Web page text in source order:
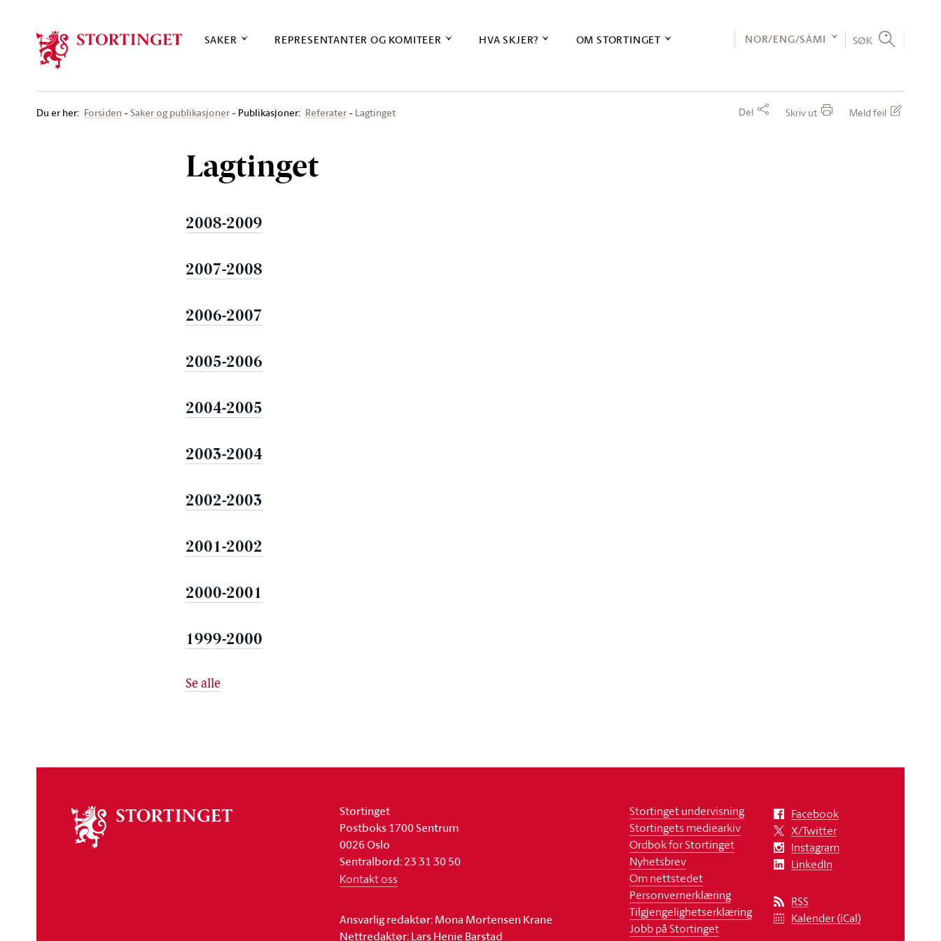
SAKER REPRESENTANTER OG KOMITEER HVA SKJER? OM STORTINGET NOR/ENG/SÁMI SØK
Du er her: Forsiden Saker og publikasjoner Publikasjoner: Referater Lagtinget Del Skriv ut Meld feil
Lagtinget
2008-2009
2007-2008
2006-2007
2005-2006
2004-2005
2003-2004
2002-2003
2001-2002
2000-2001
1999-2000
Se alle
stortinget
Stortinget
Postboks 1700 Sentrum
0026 Oslo
Sentralbord: 23 31 30 50
Kontakt oss
Ansvarlig redaktør: Mona Mortensen Krane
Nettredaktør: Lars Henie Barstad
Stortinget undervisning
Stortingets mediearkiv
Ordbok for Stortinget
Nyhetsbrev
Om nettstedet
Personvernerklæring
Tilgjengelighetserklæring
Jobb på Stortinget
Facebook
X/Twitter
Instagram
LinkedIn
RSS
Kalender (iCal)